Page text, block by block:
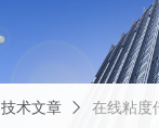
技术文章 在线粘度传感器